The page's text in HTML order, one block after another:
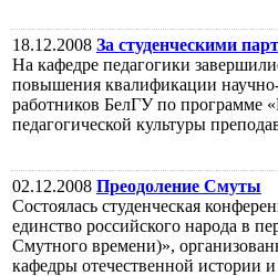
18.12.2008 За студенческими
На кафедре педагогики
повышения квалификации
работников БелГУ по программе
педагогической культуры
02.12.2008 Преодоление Смуты
Cостоялась студенческая
единство российского народа в
Смутного времени)»,
кафедры отечественной истории